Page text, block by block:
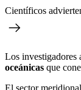
Científicos
Los investigadores
oceánicas que
El sector